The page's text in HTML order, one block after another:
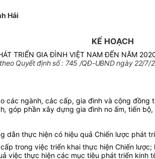
Hải
KẾ HOẠCH
TRIỂN GIA ĐÌNH VIỆT NAM ĐẾN NĂM
Quyết định số : 745 /QĐ-UBND ngày 22/7/
ngành, các cấp, gia đình và cộng
, góp phần xây dựng gia đình no ấm, tiến
thực hiện có hiệu quả Chiến lược phát
trong việc triển khai thực hiện Chiến
việc thực hiện các mục tiêu phát triển kinh